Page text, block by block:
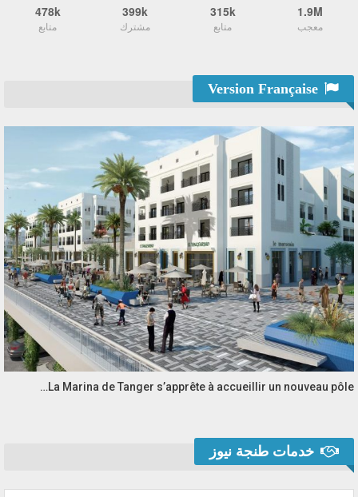
1.9M
معجب
315k
متابع
399k
مشترك
478k
متابع
La Marina de Tanger s’apprête à accueillir un nouveau pôle…
خدمات طنجة نيوز